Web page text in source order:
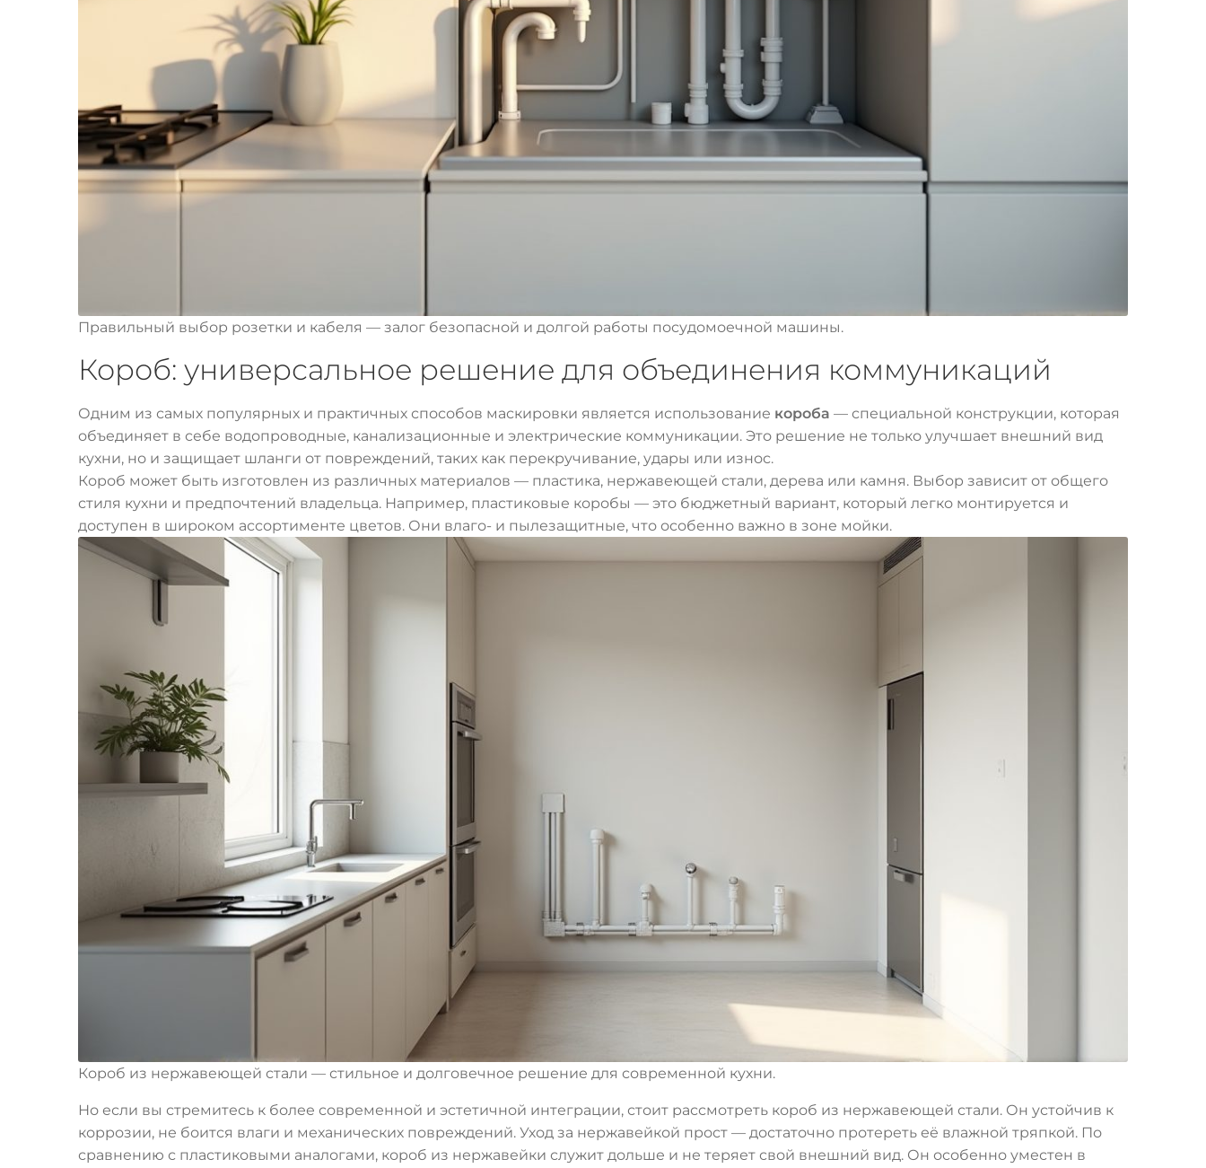
Правильный выбор розетки и кабеля — залог безопасной и долгой работы посудомоечной машины.
Короб: универсальное решение для объединения коммуникаций
Одним из самых популярных и практичных способов маскировки является использование короба — специальной конструкции, которая
объединяет в себе водопроводные, канализационные и электрические коммуникации. Это решение не только улучшает внешний вид
кухни, но и защищает шланги от повреждений, таких как перекручивание, удары или износ.
Короб может быть изготовлен из различных материалов — пластика, нержавеющей стали, дерева или камня. Выбор зависит от общего
стиля кухни и предпочтений владельца. Например, пластиковые коробы — это бюджетный вариант, который легко монтируется и
доступен в широком ассортименте цветов. Они влаго- и пылезащитные, что особенно важно в зоне мойки.
Короб из нержавеющей стали — стильное и долговечное решение для современной кухни.
Но если вы стремитесь к более современной и эстетичной интеграции, стоит рассмотреть короб из нержавеющей стали. Он устойчив к
коррозии, не боится влаги и механических повреждений. Уход за нержавейкой прост — достаточно протереть её влажной тряпкой. По
сравнению с пластиковыми аналогами, короб из нержавейки служит дольше и не теряет свой внешний вид. Он особенно уместен в